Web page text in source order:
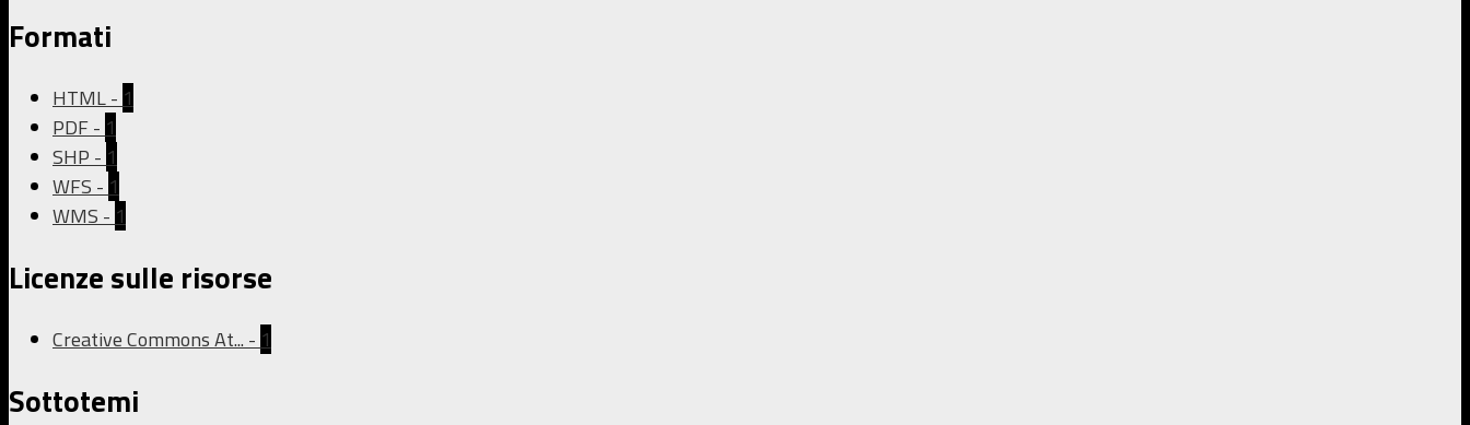
Formati
HTML- 1
PDF- 1
SHP - 1
WFS - 1
WMS - 1
Licenze sulle risorse
Creative Commons At... - 1
Sottotemi